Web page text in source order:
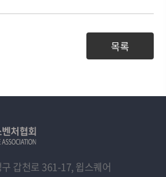
목록
갑천로 361-17, 윕스퀘어